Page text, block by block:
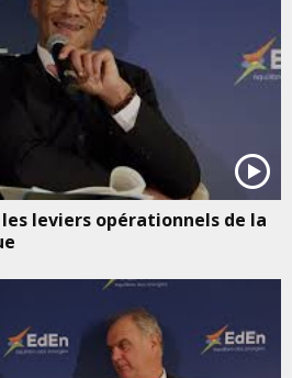
leviers opérationnels de la